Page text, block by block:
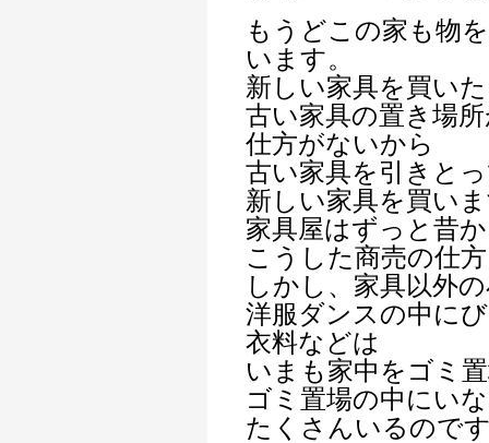
もうどこの家も物
います。
新しい家具を買い
古い家具の置き場
仕方がないから
古い家具を引きと
新しい家具を買い
家具屋はずっと昔
こうした商売の仕
しかし、家具以外
洋服ダンスの中に
衣料などは
いまも家中をゴミ
ゴミ置場の中にい
たくさんいるので